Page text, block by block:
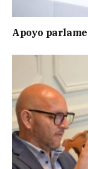
Apoyo